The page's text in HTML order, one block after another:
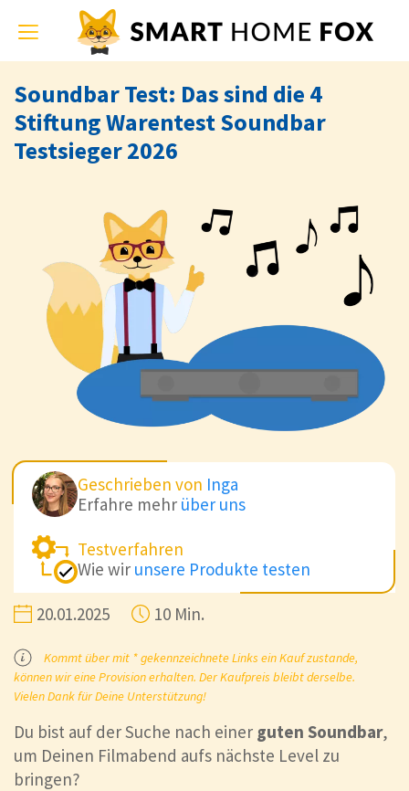
Toggle
navigation
Soundbar Test: Das sind die 4
Stiftung Warentest Soundbar
Testsieger 2026
Geschrieben von Inga
Erfahre mehr über uns
Testverfahren
Wie wir unsere Produkte testen
20.01.2025 10 Min.
Kommt über mit * gekennzeichnete Links ein Kauf zustande,
können wir eine Provision erhalten. Der Kaufpreis bleibt derselbe.
Vielen Dank für Deine Unterstützung!
Du bist auf der Suche nach einer guten Soundbar,
um Deinen Filmabend aufs nächste Level zu
bringen?